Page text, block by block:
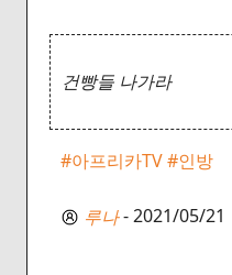
건빵들 나가라
#아프리카TV#인방
루나- 2021/05/21